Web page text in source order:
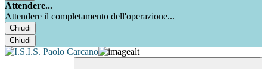
Attendere...
Attendere il completamento dell'operazione...
Chiudi
Chiudi